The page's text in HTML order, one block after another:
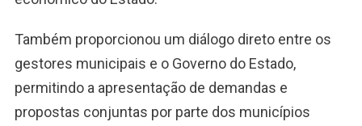
Também proporcionou um diálogo direto entre os
gestores municipais e o Governo do Estado,
permitindo a apresentação de demandas e
propostas conjuntas por parte dos municípios